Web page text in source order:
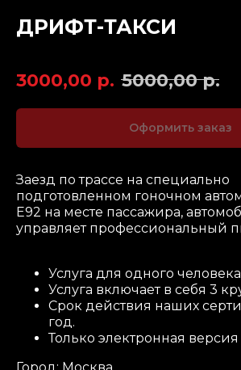
ДРИФТ-ТАКСИ
3000,00 р. 5000,00 р.
Оформить заказ
Заезд по трассе на специально
подготовленном гоночном
E92 на месте пассажира,
управляет профессиональный
Услуга для одного человека
Услуга включает в себя 3
Срок действия наших
год.
Только электронная